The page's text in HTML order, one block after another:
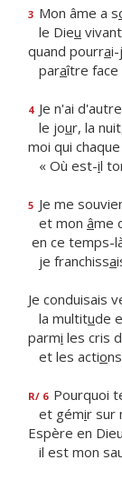
3 Mon âme a s
le Dieu
quand pourrai-
paraître face
4 Je n'ai
le jour, la
moi qui
« Où est-il
5 Je me
et mon âme
en ce temps-
je franchissa
Je conduisais
la multitude
parmi les cris
et les actio
R/ 6 Pourquoi
et gémir sur
Espère en
il est mon